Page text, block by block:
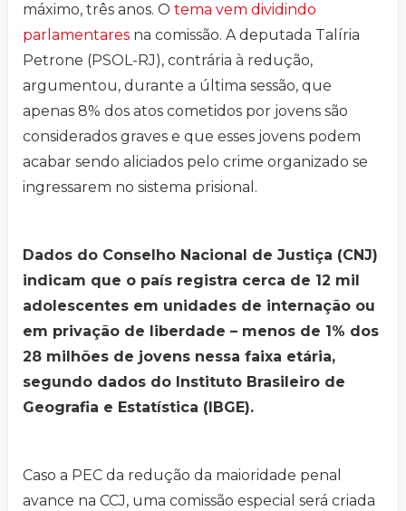
máximo, três anos. O tema vem dividindo
parlamentares na comissão. A deputada Talíria
Petrone (PSOL-RJ), contrária à redução,
argumentou, durante a última sessão, que
apenas 8% dos atos cometidos por jovens são
considerados graves e que esses jovens podem
acabar sendo aliciados pelo crime organizado se
ingressarem no sistema prisional.
Dados do Conselho Nacional de Justiça (CNJ)
indicam que o país registra cerca de 12 mil
adolescentes em unidades de internação ou
em privação de liberdade – menos de 1% dos
28 milhões de jovens nessa faixa etária,
segundo dados do Instituto Brasileiro de
Geografia e Estatística (IBGE).
Caso a PEC da redução da maioridade penal
avance na CCJ, uma comissão especial será criada